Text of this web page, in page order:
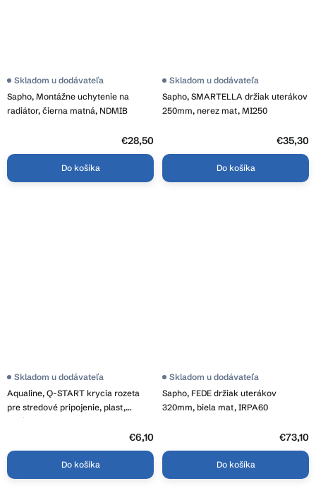
Sapho, Montážne uchytenie na
radiátor, čierna matná, NDMIB
Skladom u dodávateľa
€28,50
Do košíka
Sapho, SMARTELLA držiak uterákov
250mm, nerez mat, MI250
Skladom u dodávateľa
€35,30
Do košíka
Aqualine, Q-START krycia rozeta
pre stredové pripojenie, plast,
chróm, QS515C
Skladom u dodávateľa
€6,10
Do košíka
Sapho, FEDE držiak uterákov
320mm, biela mat, IRPA60
Skladom u dodávateľa
€73,10
Do košíka